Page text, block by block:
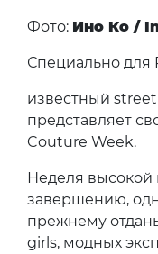
Фото: Ино Ко /
Специально для
известный
представляет
Couture Week.
Неделя высокой
завершению,
прежнему
girls, модных